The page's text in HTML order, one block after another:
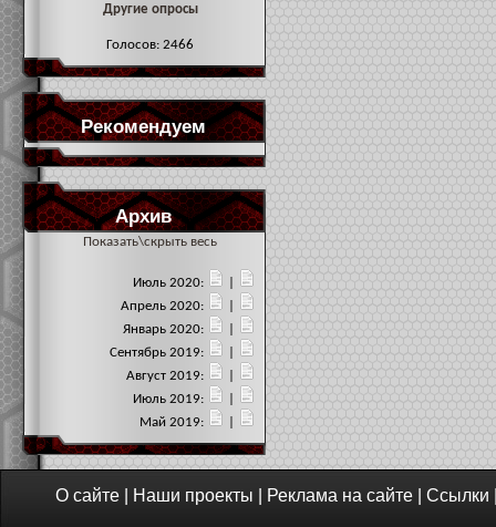
Другие опросы
Голосов: 2466
Рекомендуем
Архив
Показать\скрыть весь
Июль 2020:
Апрель 2020:
Январь 2020:
Сентябрь 2019:
Август 2019:
Июль 2019:
Май 2019:
О сайте Наши проекты Реклама на сайте Ссылки